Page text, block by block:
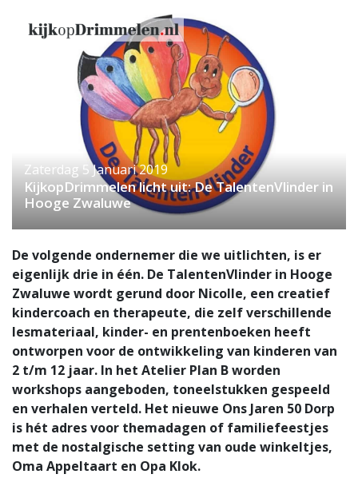
Zaterdag 5 Januari 2019
KijkopDrimmelen licht uit: De TalentenVlinder in
Hooge Zwaluwe
De volgende ondernemer die we uitlichten, is er
eigenlijk drie in één. De TalentenVlinder in Hooge
Zwaluwe wordt gerund door Nicolle, een creatief
kindercoach en therapeute, die zelf verschillende
lesmateriaal, kinder- en prentenboeken heeft
ontworpen voor de ontwikkeling van kinderen van
2 t/m 12 jaar. In het Atelier Plan B worden
workshops aangeboden, toneelstukken gespeeld
en verhalen verteld. Het nieuwe Ons Jaren 50 Dorp
is hét adres voor themadagen of familiefeestjes
met de nostalgische setting van oude winkeltjes,
Oma Appeltaart en Opa Klok.